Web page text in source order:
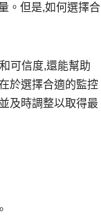
。但是,如何選擇合
可信度,還能幫助
於選擇合適的監控
及時調整以取得最